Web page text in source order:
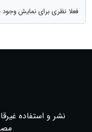
فعلا نظری برای نمایش وجود
نشر و استفاده